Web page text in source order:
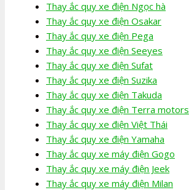
Thay ắc quy xe điện Ngọc hà
Thay ắc quy xe điện Osakar
Thay ắc quy xe điện Pega
Thay ắc quy xe điện Seeyes
Thay ắc quy xe điện Sufat
Thay ắc quy xe điện Suzika
Thay ắc quy xe điện Takuda
Thay ắc quy xe điện Terra motors
Thay ắc quy xe điện Việt Thái
Thay ắc quy xe điện Yamaha
Thay ắc quy xe máy điện Gogo
Thay ắc quy xe máy điện Jeek
Thay ắc quy xe máy điện Milan